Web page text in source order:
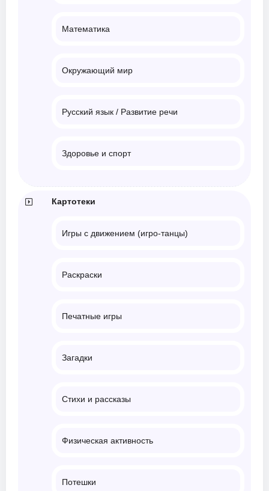
Математика
Окружающий мир
Русский язык / Развитие речи
Здоровье и спорт
Картотеки
Игры с движением (игро-танцы)
Раскраски
Печатные игры
Загадки
Стихи и рассказы
Физическая активность
Потешки